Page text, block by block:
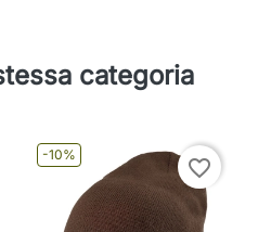
categoria
-10%
favorite_border